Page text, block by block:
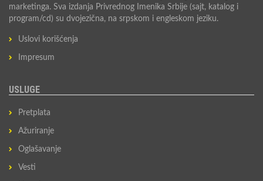
marketinga. Sva izdanja Privrednog Imenika Srbije (sajt, katalog i
program/cd) su dvojezična, na srpskom i engleskom jeziku.
Uslovi korišćenja
Impresum
USLUGE
Pretplata
Ažuriranje
Oglašavanje
Vesti